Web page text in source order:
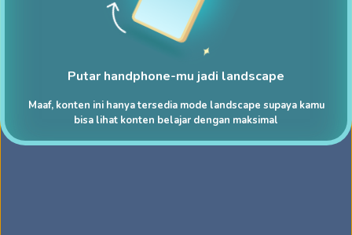
Putar handphone-mu jadi landscape
Maaf, konten ini hanya tersedia mode landscape supaya kamu
bisa lihat konten belajar dengan maksimal